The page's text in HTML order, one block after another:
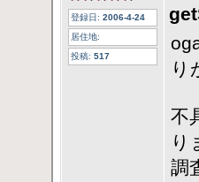
登録日: 2006-4-24
居住地:
投稿: 517
り
不
り
調